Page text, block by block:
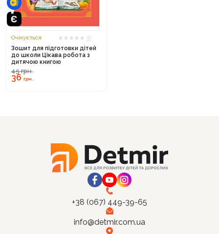
Очікується
0
Зошит для підготовки дітей
до школи Цікава робота з
дитячою книгою
45грн.
36 грн.
+38 (067) 449-39-65
info@detmir.com.ua